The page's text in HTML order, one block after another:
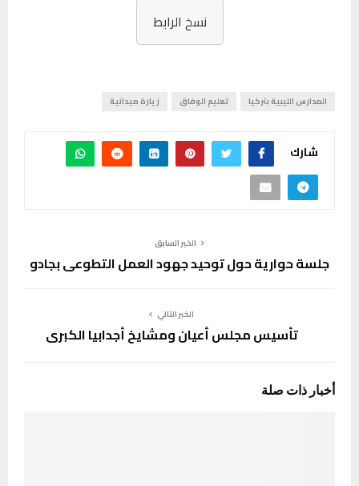
نسخ الرابط
المدارس الليبية بتركيا تعليم الوفاق زيارة ميدانية
شارك
الخبر السابق
جلسة حوارية حول توحيد جهود العمل التطوعي بجادو
الخبر التالي
تأسيس مجلس أعيان ومشايخ أجدابيا الكبرى
أخبار ذات صلة